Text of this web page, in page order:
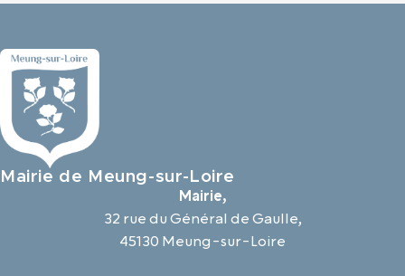
Mairie de Meung-sur-Loire
Mairie,
32 rue du Général de Gaulle,
45130 Meung-sur-Loire